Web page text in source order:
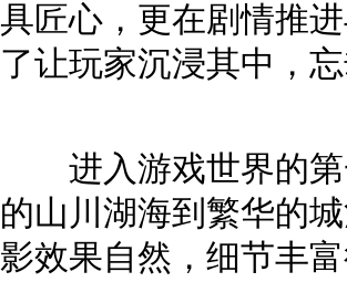
具匠心，更在剧情推
了让玩家沉浸其中，
进入游戏世界的第
的山川湖海到繁华的
影效果自然，细节丰